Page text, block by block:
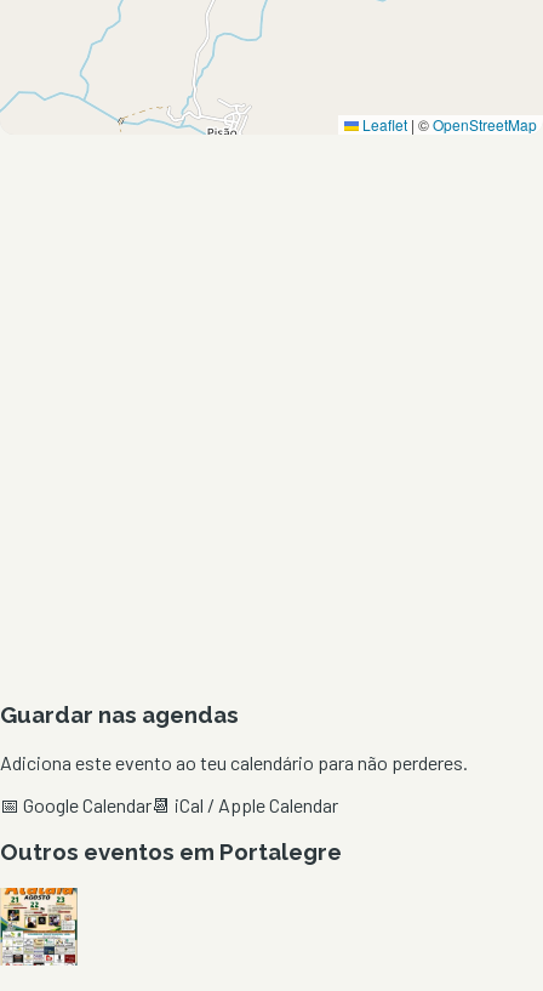
Leaflet | ©OpenStreetMap
Guardar nas agendas
Adiciona este evento ao teu calendário para não perderes.
📅 Google Calendar📆 iCal / Apple Calendar
Outros eventos em Portalegre